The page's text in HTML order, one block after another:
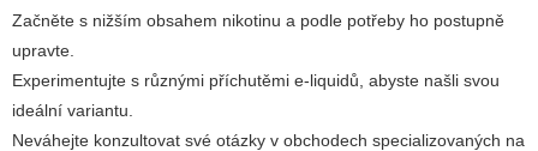
Začněte s nižším obsahem nikotinu a podle potřeby ho postupně
upravte.
Experimentujte s různými příchutěmi e-liquidů, abyste našli svou
ideální variantu.
Neváhejte konzultovat své otázky v obchodech specializovaných na